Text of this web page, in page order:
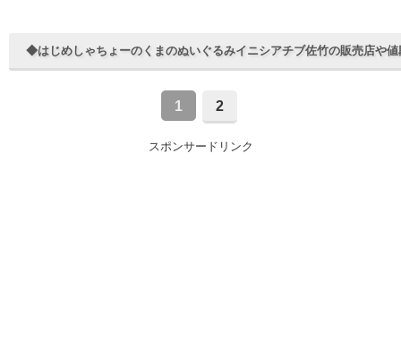
◆はじめしゃちょーのくまのぬいぐるみイニシアチブ佐竹の販売店や
1 2
スポンサードリンク